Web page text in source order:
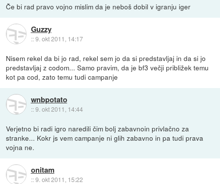
Če bi rad pravo vojno mislim da je neboš dobil v igranju iger
Guzzy
::9. okt 2011, 14:17
Nisem rekel da bi jo rad, rekel sem jo da si predstavljaj in da si jo
predstavljaj z codom... Samo pravim, da je bf3 večji približek temu
kot pa cod, zato temu tudi campanje
wnbpotato
::9. okt 2011, 14:44
Verjetno bi radi igro naredili čim bolj zabavnoin privlačno za
stranke... Kokr js vem campanje ni glih zabavno in pa tudi prava
vojna ne.
onitam
::9. okt 2011, 15:22